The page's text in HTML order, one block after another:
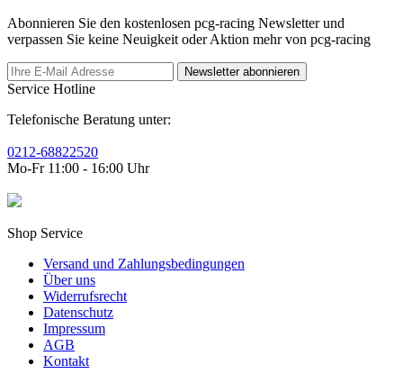
Abonnieren Sie den kostenlosen pcg-racing Newsletter und
verpassen Sie keine Neuigkeit oder Aktion mehr von pcg-racing
Newsletter abonnieren
Service Hotline
Telefonische Beratung unter:
0212-68822520
Mo-Fr 11:00 - 16:00 Uhr
Shop Service
Versand und Zahlungsbedingungen
Über uns
Widerrufsrecht
Datenschutz
Impressum
AGB
Kontakt